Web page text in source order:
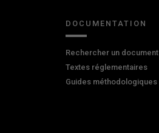
DOCUMENTATION
Rechercher un document
Textes réglementaires
Guides méthodologiques